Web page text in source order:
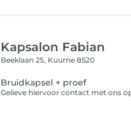
Kapsalon Fabian
Beeklaan 25, Kuurne 8520
Bruidkapsel + proef